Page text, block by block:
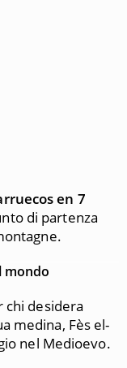
en 7
di partenza
mondo
chi desidera
medina, Fès el-
nel Medioevo.